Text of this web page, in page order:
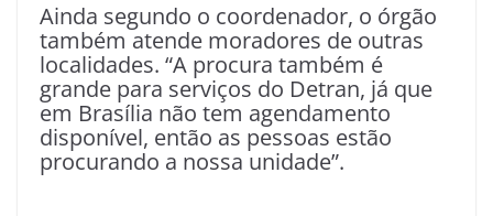
Ainda segundo o coordenador, o órgão
também atende moradores de outras
localidades. “A procura também é
grande para serviços do Detran, já que
em Brasília não tem agendamento
disponível, então as pessoas estão
procurando a nossa unidade”.